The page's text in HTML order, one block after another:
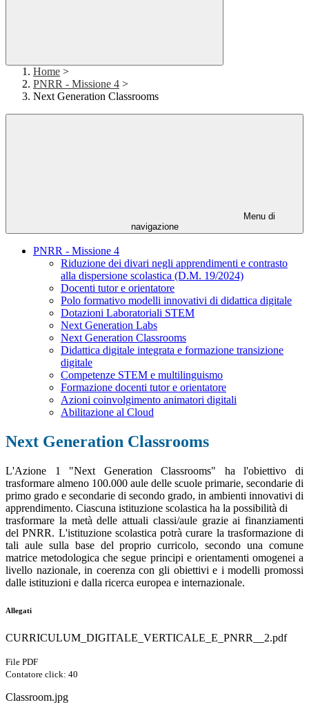
Home >
PNRR - Missione 4 >
Next Generation Classrooms
Menu di
navigazione
PNRR - Missione 4
Riduzione dei divari negli apprendimenti e contrasto
alla dispersione scolastica (D.M. 19/2024)
Docenti tutor e orientatore
Polo formativo modelli innovativi di didattica digitale
Dotazioni Laboratoriali STEM
Next Generation Labs
Next Generation Classrooms
Didattica digitale integrata e formazione transizione
digitale
Competenze STEM e multilinguismo
Formazione docenti tutor e orientatore
Azioni coinvolgimento animatori digitali
Abilitazione al Cloud
Next Generation Classrooms
L'Azione 1 "Next Generation Classrooms" ha l'obiettivo di
trasformare almeno 100.000 aule delle scuole primarie, secondarie di
primo grado e secondarie di secondo grado, in ambienti innovativi di
apprendimento. Ciascuna istituzione scolastica ha la possibilità di
trasformare la metà delle attuali classi/aule grazie ai finanziamenti
del PNRR. L'istituzione scolastica potrà curare la trasformazione di
tali aule sulla base del proprio curricolo, secondo una comune
matrice metodologica che segue principi e orientamenti omogenei a
livello nazionale, in coerenza con gli obiettivi e i modelli promossi
dalle istituzioni e dalla ricerca europea e internazionale.
Allegati
CURRICULUM_DIGITALE_VERTICALE_E_PNRR__2.pdf
File PDF
Contatore click: 40
Classroom.jpg